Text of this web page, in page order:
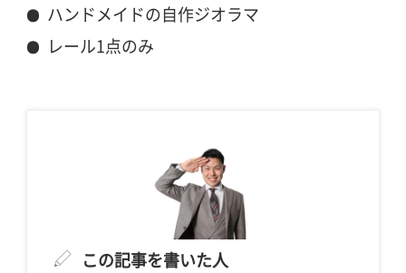
ハンドメイドの自作ジオラマ
レール1点のみ
この記事を書いた人